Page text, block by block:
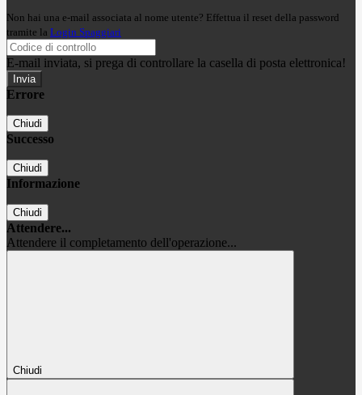
Non hai una e-mail associata al nome utente? Effettua il reset della password
tramite la Login Spaggiari
E-mail inviata, si prega di controllare la casella di posta elettronica!
Errore
Chiudi
Successo
Chiudi
Informazione
Chiudi
Attendere...
Attendere il completamento dell'operazione...
Chiudi